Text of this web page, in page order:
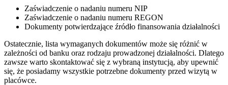
Zaświadczenie o nadaniu numeru NIP
Zaświadczenie o nadaniu numeru REGON
Dokumenty potwierdzające źródło finansowania działalności
Ostatecznie, lista wymaganych dokumentów może się różnić w
zależności od banku oraz rodzaju prowadzonej działalności. Dlatego
zawsze warto skontaktować się z wybraną instytucją, aby upewnić
się, że posiadamy wszystkie potrzebne dokumenty przed wizytą w
placówce.